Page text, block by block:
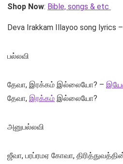
Shop Now: Bible, songs & etc
Deva Irakkam Illayoo song
பல்லவி
தேவா, இரக்கம் இல்லையோ? –
தேவா, இரக்கம் இல்லையோ?
அனுபல்லவி
ஜீவா, பரப்ரமஏ கோவா,